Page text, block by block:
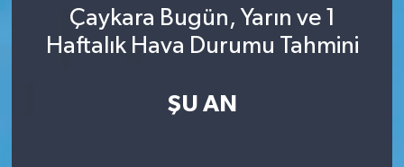
Çaykara Bugün, Yarın ve 1
Haftalık Hava Durumu Tahmini
ŞU AN
TURİZM
Süper Lig Puan Durumu ve Fikstür
Son Dakika Haberleri